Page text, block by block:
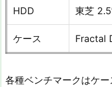
HDD 東芝
ケース Fractal
各種ベンチマークはケ